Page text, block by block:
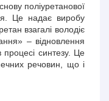
поліуретанової
Це надає виробу
взагалі володіє
– відновлення
процесі синтезу. Це
речовин, що і